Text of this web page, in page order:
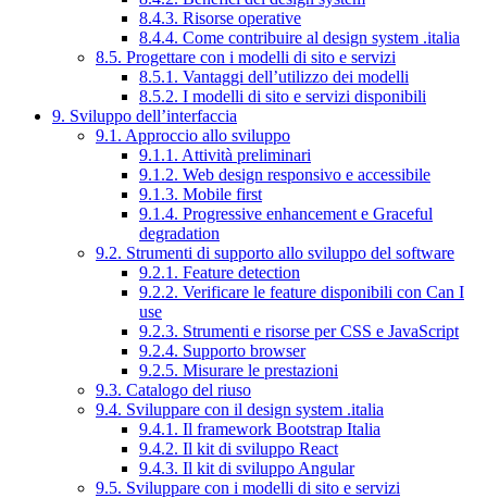
8.4.3. Risorse operative
8.4.4. Come contribuire al design system .italia
8.5. Progettare con i modelli di sito e servizi
8.5.1. Vantaggi dell’utilizzo dei modelli
8.5.2. I modelli di sito e servizi disponibili
9. Sviluppo dell’interfaccia
9.1. Approccio allo sviluppo
9.1.1. Attività preliminari
9.1.2. Web design responsivo e accessibile
9.1.3. Mobile first
9.1.4. Progressive enhancement e Graceful
degradation
9.2. Strumenti di supporto allo sviluppo del software
9.2.1. Feature detection
9.2.2. Verificare le feature disponibili con Can I
use
9.2.3. Strumenti e risorse per CSS e JavaScript
9.2.4. Supporto browser
9.2.5. Misurare le prestazioni
9.3. Catalogo del riuso
9.4. Sviluppare con il design system .italia
9.4.1. Il framework Bootstrap Italia
9.4.2. Il kit di sviluppo React
9.4.3. Il kit di sviluppo Angular
9.5. Sviluppare con i modelli di sito e servizi